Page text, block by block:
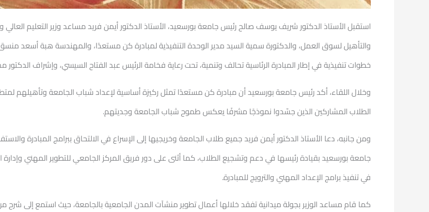
استقبل الأستاذ الدكتور شريف يوسفصالح رئيس جامعة بورسعيد، الأستاذ الدكتور أيمن فريد مساعد وزير التعليم
والتأهيل لسوق العمل، والدكتورة سمية السيد مدير الوحدة التنفيذية لمبادرة كن مستعدًا، والمهندسة هبة أسعد
خطوات تنفيذية في إطار المبادرة الرئاسية تحالف وتنمية، تحت رعاية فخامة الرئيس عبد الفتاح السيسي، وإشراف الدكتور
وخلال اللقاء، أكد رئيس جامعة بورسعيد أن مبادرة كن مستعدًا تمثل ركيزة أساسية لإعداد شباب الجامعة وتأهيلهم
الطلاب المشاركين الذين جسّدوا نموذجًا مشرفًا يعكس طموح شباب الجامعة وجديتهم.
ومن جانبه، دعا الأستاذ الدكتور أيمن فريد جميع طلاب الجامعة وخريجيها إلى الإسراع في الالتحاق ببرامج المبادرة
جامعة بورسعيد بقيادة رئيسها في دعم وتشجيع الطلاب، كما أثنى على دور فريق المركز الجامعي للتطوير المهني
في تنفيذ برامج الإعداد المهني والترويج للمبادرة.
كما قام مساعد الوزير بجولة ميدانية تفقد خلالها أعمال تطوير منشآت المدن الجامعية بالجامعة، حيث استمع إلى